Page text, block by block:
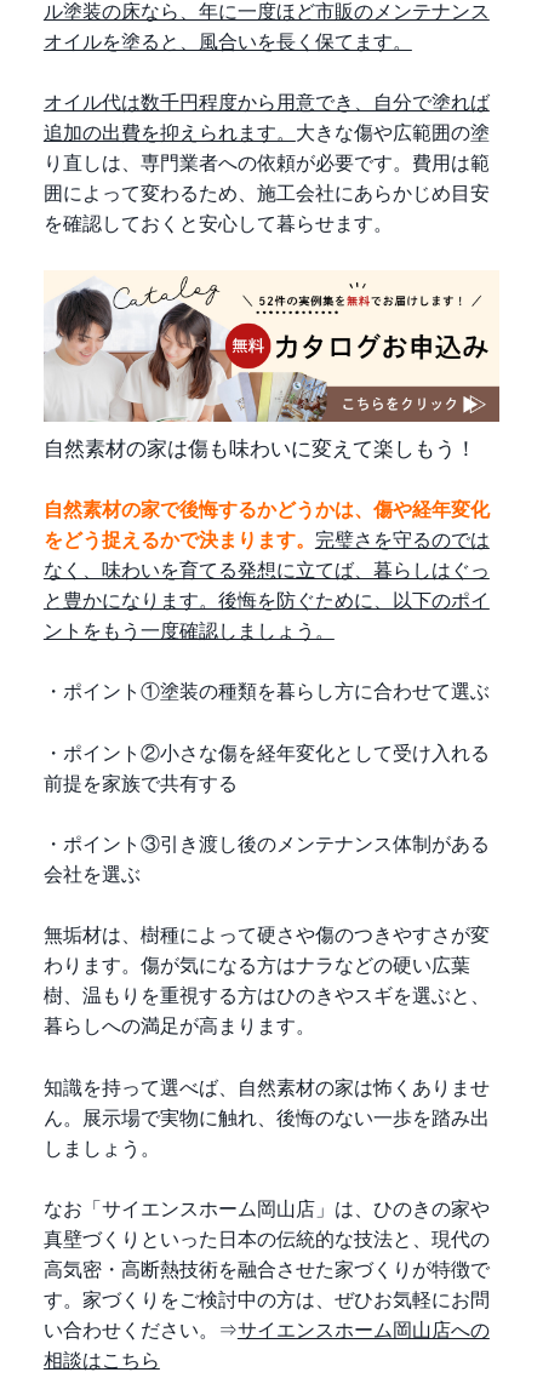
ル塗装の床なら、年に一度ほど市販のメンテナンス
オイルを塗ると、風合いを長く保てます。
オイル代は数千円程度から用意でき、自分で塗れば
追加の出費を抑えられます。 大きな傷や広範囲の塗
り直しは、専門業者への依頼が必要です。費用は範
囲によって変わるため、施工会社にあらかじめ目安
を確認しておくと安心して暮らせます。
自然素材の家は傷も味わいに変えて楽しもう！
自然素材の家で後悔するかどうかは、傷や経年変化
をどう捉えるかで決まります。 完璧さを守るのでは
なく、味わいを育てる発想に立てば、暮らしはぐっ
と豊かになります。後悔を防ぐために、以下のポイ
ントをもう一度確認しましょう。
・ポイント①塗装の種類を暮らし方に合わせて選ぶ
・ポイント②小さな傷を経年変化として受け入れる
前提を家族で共有する
・ポイント③引き渡し後のメンテナンス体制がある
会社を選ぶ
無垢材は、樹種によって硬さや傷のつきやすさが変
わります。傷が気になる方はナラなどの硬い広葉
樹、温もりを重視する方はひのきやスギを選ぶと、
暮らしへの満足が高まります。
知識を持って選べば、自然素材の家は怖くありませ
ん。展示場で実物に触れ、後悔のない一歩を踏み出
しましょう。
なお「サイエンスホーム岡山店」は、ひのきの家や
真壁づくりといった日本の伝統的な技法と、現代の
高気密・高断熱技術を融合させた家づくりが特徴で
す。家づくりをご検討中の方は、ぜひお気軽にお問
い合わせください。⇒サイエンスホーム岡山店への
相談はこちら